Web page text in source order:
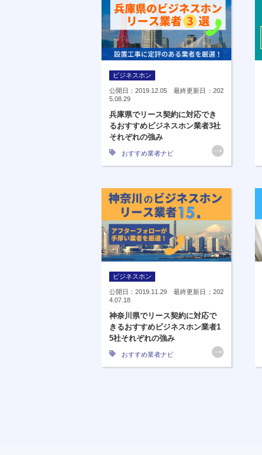
ビジネスホン
公開日：2019.12.05 最終更新日：202
5.08.29
兵庫県でリース契約に対応でき
るおすすめビジネスホン業者3社
それぞれの強み
おすすめ業者ナビ
ビジネスホン
公開日：2019.11.29 最終更新日：202
4.07.18
神奈川県でリース契約に対応で
きるおすすめビジネスホン業者1
5社それぞれの強み
おすすめ業者ナビ